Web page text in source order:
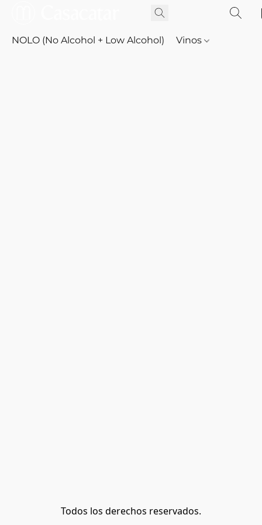
NOLO (No Alcohol + Low Alcohol) Vinos
Todos los derechos reservados.